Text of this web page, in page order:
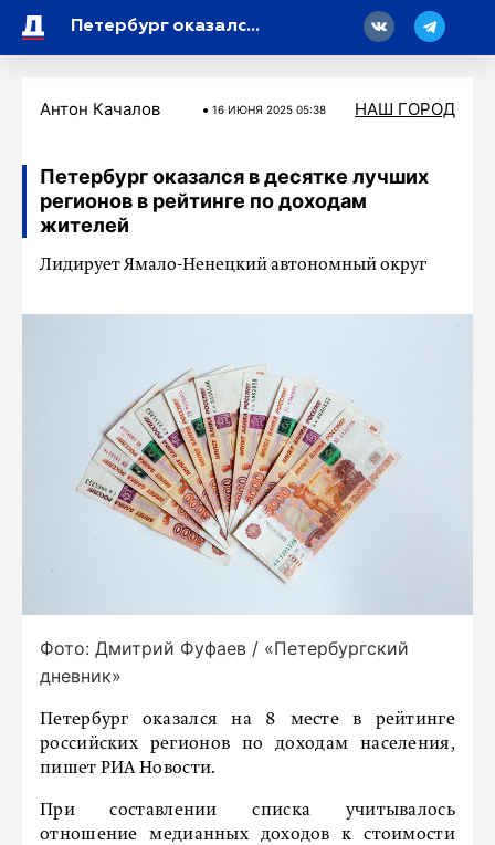
Петербург оказался в десятке лучших регионов в рейтинге по доходам жителей
Антон Качалов 16 ИЮНЯ 2025 05:38 НАШ ГОРОД
Петербург оказался в десятке лучших
регионов в рейтинге по доходам
жителей
Лидирует Ямало-Ненецкий автономный округ
Фото: Дмитрий Фуфаев / «Петербургский
дневник»
Петербург оказался на 8 месте в рейтинге
российских регионов по доходам населения,
пишет РИА Новости.
При составлении списка учитывалось
отношение медианных доходов к стоимости